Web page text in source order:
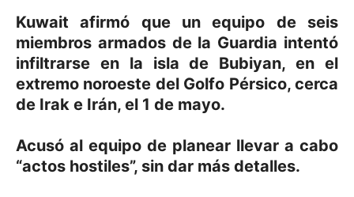
Kuwait afirmó que un equipo de seis
miembros armados de la Guardia intentó
infiltrarse en la isla de Bubiyan, en el
extremo noroeste del Golfo Pérsico, cerca
de Irak e Irán, el 1 de mayo.
Acusó al equipo de planear llevar a cabo
“actos hostiles”, sin dar más detalles.